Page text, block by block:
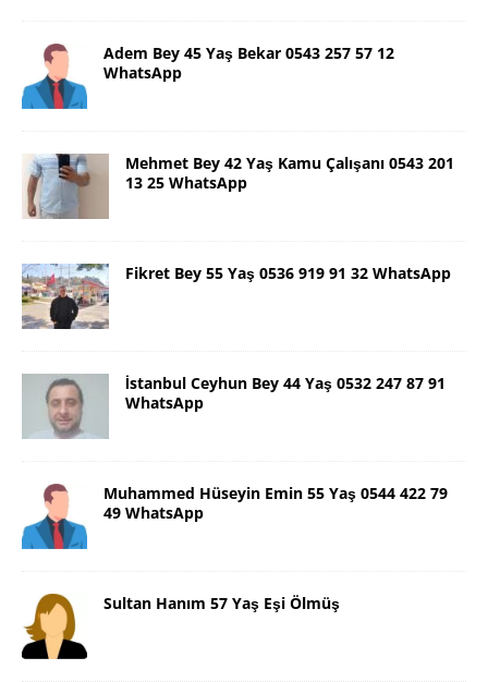
Adem Bey 45 Yaş Bekar 0543 257 57 12
WhatsApp
Mehmet Bey 42 Yaş Kamu Çalışanı 0543 201
13 25 WhatsApp
Fikret Bey 55 Yaş 0536 919 91 32 WhatsApp
İstanbul Ceyhun Bey 44 Yaş 0532 247 87 91
WhatsApp
Muhammed Hüseyin Emin 55 Yaş 0544 422 79
49 WhatsApp
Sultan Hanım 57 Yaş Eşi Ölmüş